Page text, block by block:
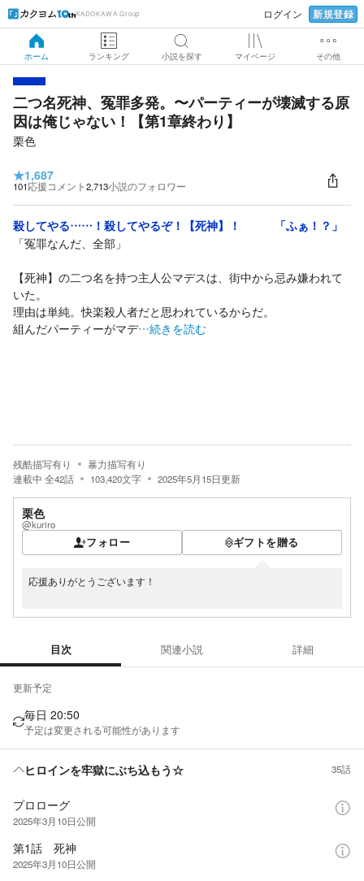
KADOKAWA Group ログイン 新規登録
ホーム ランキング 小説を探す マイページ その他
二つ名死神、冤罪多発。〜パーティーが壊滅する原
因は俺じゃない！【第1章終わり】
栗色
★1,687
101応援コメント2,713小説のフォロワー
殺してやる……！殺してやるぞ！【死神】！ 「ふぁ！？」
「冤罪なんだ、全部」
【死神】の二つ名を持つ主人公マデスは、街中から忌み嫌われて
いた。
理由は単純。快楽殺人者だと思われているからだ。
組んだパーティーがマデ…続きを読む
残酷描写有り
暴力描写有り
連載中 全42話 103,420文字 2025年5月15日更新
栗色
@kuriro
フォロー ギフトを贈る
応援ありがとうございます！
目次 関連小説 詳細
更新予定
毎日 20:50
予定は変更される可能性があります
ヒロインを牢獄にぶち込もう☆ 35話
プロローグ
2025年3月10日公開
第1話 死神
2025年3月10日公開